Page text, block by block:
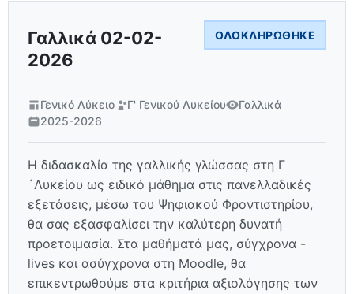
Γαλλικά 02-02-
2026
ΟΛΟΚΛΗΡΏΘΗΚΕ
Γενικό Λύκειο Γ' Γενικού Λυκείου
Γαλλικά
2025-2026
Η διδασκαλία της γαλλικής γλώσσας στη Γ
´Λυκείου ως ειδικό μάθημα στις πανελλαδικές
εξετάσεις, μέσω του Ψηφιακού Φροντιστηρίου,
θα σας εξασφαλίσει την καλύτερη δυνατή
προετοιμασία. Στα μαθήματά μας, σύγχρονα -
lives και ασύγχρονα στη Moodle, θα
επικεντρωθούμε στα κριτήρια αξιολόγησης των